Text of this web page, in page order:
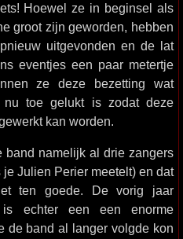
Hoewel ze in beginsel als
groot zijn geworden, hebben
uitgevonden en de lat
eventjes een paar metertje
ze deze bezetting wat
nu toe gelukt is zodat deze
kan worden.
band namelijk al drie zangers
Julien Perier meetelt) en dat
ten goede. De vorig jaar
is echter een een enorme
de band al langer volgde kon